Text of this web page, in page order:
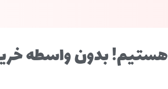
هستیم! بدون واسطه